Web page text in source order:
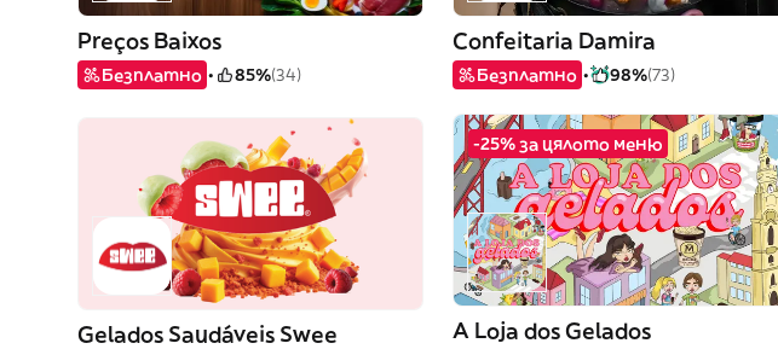
Preços Baixos
Безплатно 85%(34)
Confeitaria Damira
Безплатно 98%(73)
Gelados Saudáveis Swee
-25% за цялото меню
A Loja dos Gelados